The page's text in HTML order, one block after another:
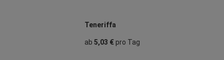
Teneriffa
ab 5,03 €pro Tag